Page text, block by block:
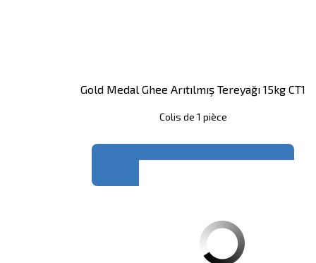
Gold Medal Ghee Arıtılmış Tereyağı 15kg CT1
Colis de 1 pièce